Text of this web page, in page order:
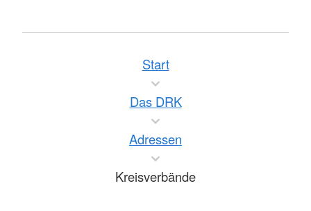
Start
Das DRK
Adressen
Kreisverbände